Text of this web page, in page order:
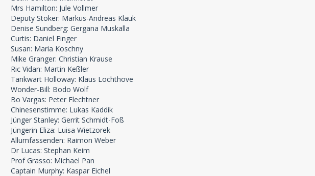
Mrs Hamilton: Jule Vollmer
Deputy Stoker: Markus-Andreas Klauk
Denise Sundberg: Gergana Muskalla
Curtis: Daniel Finger
Susan: Maria Koschny
Mike Granger: Christian Krause
Ric Vidan: Martin Keßler
Tankwart Holloway: Klaus Lochthove
Wonder-Bill: Bodo Wolf
Bo Vargas: Peter Flechtner
Chinesenstimme: Lukas Kaddik
Jünger Stanley: Gerrit Schmidt-Foß
Jüngerin Eliza: Luisa Wietzorek
Allumfassenden: Raimon Weber
Dr Lucas: Stephan Keim
Prof Grasso: Michael Pan
Captain Murphy: Kaspar Eichel